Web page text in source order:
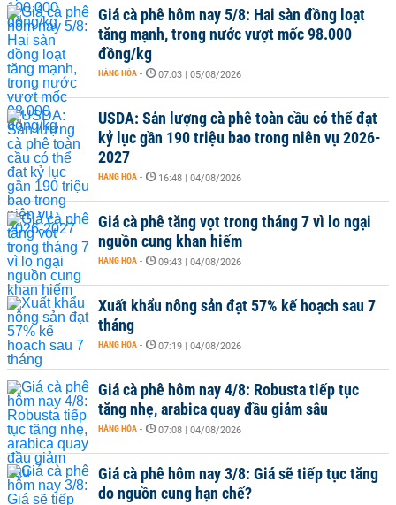
Giá cà phê hôm nay 5/8: Hai sàn đồng loạt
tăng mạnh, trong nước vượt mốc 98.000
đồng/kg
HÀNG HÓA - 07:03 | 05/08/2026
USDA: Sản lượng cà phê toàn cầu có thể đạt
kỷ lục gần 190 triệu bao trong niên vụ 2026-
2027
HÀNG HÓA - 16:48 | 04/08/2026
Giá cà phê tăng vọt trong tháng 7 vì lo ngại
nguồn cung khan hiếm
HÀNG HÓA - 09:43 | 04/08/2026
Xuất khẩu nông sản đạt 57% kế hoạch sau 7
tháng
HÀNG HÓA - 07:19 | 04/08/2026
Giá cà phê hôm nay 4/8: Robusta tiếp tục
tăng nhẹ, arabica quay đầu giảm sâu
HÀNG HÓA - 07:08 | 04/08/2026
Giá cà phê hôm nay 3/8: Giá sẽ tiếp tục tăng
do nguồn cung hạn chế?